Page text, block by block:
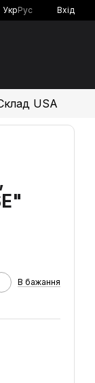
УкрРус Вхід
USA
В бажання